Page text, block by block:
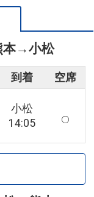
本→小松
到着 空席
小松
14:05